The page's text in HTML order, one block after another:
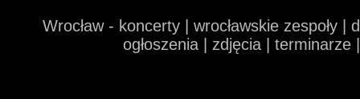
Wrocław - koncerty | wrocławskie zespoły
ogłoszenia | zdjęcia |